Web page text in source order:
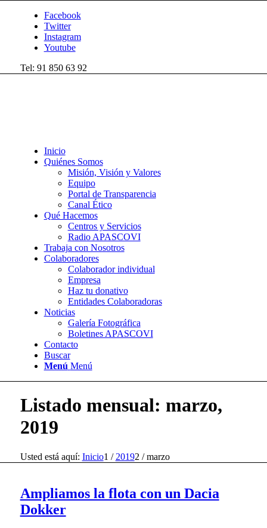
Facebook
Twitter
Instagram
Youtube
Tel: 91 850 63 92
Inicio
Quiénes Somos
Misión, Visión y Valores
Equipo
Portal de Transparencia
Canal Ético
Qué Hacemos
Centros y Servicios
Radio APASCOVI
Trabaja con Nosotros
Colaboradores
Colaborador individual
Empresa
Haz tu donativo
Entidades Colaboradoras
Noticias
Galería Fotográfica
Boletines APASCOVI
Contacto
Buscar
Menú Menú
Listado mensual: marzo,
2019
Usted está aquí: Inicio1 / 20192 / marzo
Ampliamos la flota con un Dacia
Dokker